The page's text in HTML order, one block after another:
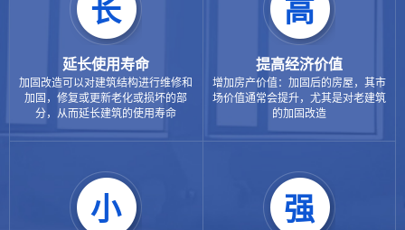
长
延长使用寿命
加固改造可以对建筑结构进行维修和
加固，修复或更新老化或损坏的部
分，从而延长建筑的使用寿命
高
提高经济价值
增加房产价值：加固后的房屋，其市
场价值通常会提升，尤其是对老建筑
的加固改造
小 强